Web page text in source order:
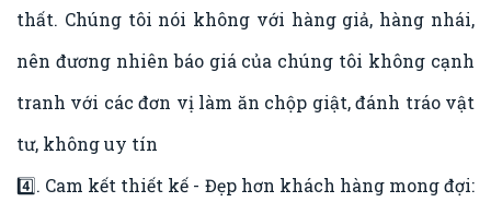
thất. Chúng tôi nói không với hàng giả, hàng nhái,
nên đương nhiên báo giá của chúng tôi không cạnh
tranh với các đơn vị làm ăn chộp giật, đánh tráo vật
tư, không uy tín
4️⃣. Cam kết thiết kế - Đẹp hơn khách hàng mong đợi: